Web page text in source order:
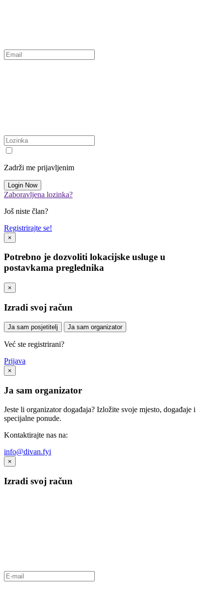
Zadrži me prijavljenim
Zaboravljena lozinka?
Još niste član?
Registrirajte se!
×
Potrebno je dozvoliti lokacijske usluge u
postavkama preglednika
×
Izradi svoj račun
Ja sam posjetitelj Ja sam organizator
Već ste registrirani?
Prijava
×
Ja sam organizator
Jeste li organizator događaja? Izložite svoje mjesto, događaje i
specijalne ponude.
Kontaktirajte nas na:
info@divan.fyi
×
Izradi svoj račun